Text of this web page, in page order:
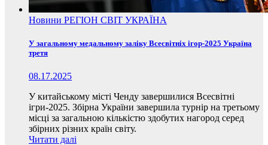
Новини РЕГІОН СВІТ УКРАЇНА
У загальному медальному заліку Всесвітніх ігор-2025 Україна
третя
08.17.2025
У китайському місті Ченду завершилися Всесвітні
ігри-2025. Збірна України завершила турнір на третьому
місці за загальною кількістю здобутих нагород серед
збірних різних країн світу.
Читати далі